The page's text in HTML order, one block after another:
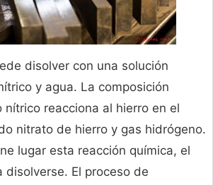
disolver con una solución
y agua. La composición
nítrico reacciona al hierro en el
nitrato de hierro y gas hidrógeno.
lugar esta reacción química, el
disolverse. El proceso de